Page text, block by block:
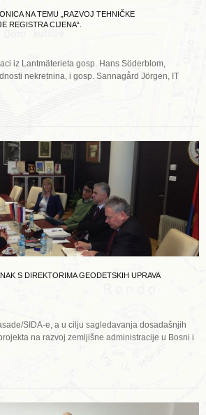
NA TEMU „RAZVOJ TEHNIČKE
REGISTRA CIJENA“.
iz Lantmäterieta gosp. Hans Söderblom,
nekretnina, i gosp. Sannagård Jörgen, IT
S DIREKTORIMA GEODETSKIH UPRAVA
SIDA-e, a u cilju sagledavanja dosadašnjih
na razvoj zemljišne administracije u Bosni i